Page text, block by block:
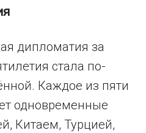
дипломатия за
стала по-
Каждое из пяти
одновременные
Китаем, Турцией,